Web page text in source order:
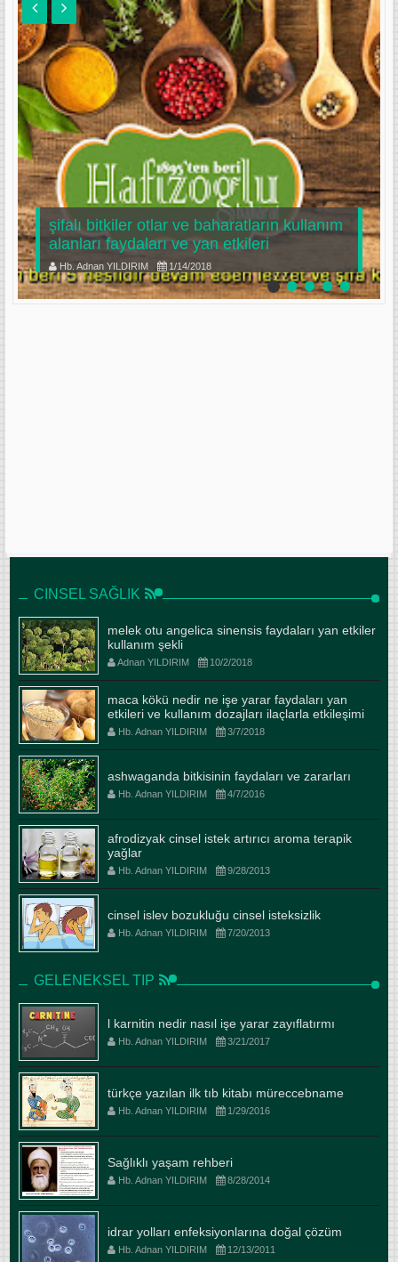
şifalı bitkiler otlar ve baharatların kullanım
alanları faydaları ve yan etkileri
Hb. Adnan YILDIRIM 1/14/2018
CINSEL SAĞLIK
melek otu angelica sinensis faydaları yan etkiler
kullanım şekli
Adnan YILDIRIM 10/2/2018
maca kökü nedir ne işe yarar faydaları yan
etkileri ve kullanım dozajları ilaçlarla etkileşimi
Hb. Adnan YILDIRIM 3/7/2018
ashwaganda bitkisinin faydaları ve zararları
Hb. Adnan YILDIRIM 4/7/2016
afrodizyak cinsel istek artırıcı aroma terapik
yağlar
Hb. Adnan YILDIRIM 9/28/2013
cinsel islev bozukluğu cinsel isteksizlik
Hb. Adnan YILDIRIM 7/20/2013
GELENEKSEL TIP
l karnitin nedir nasıl işe yarar zayıflatırmı
Hb. Adnan YILDIRIM 3/21/2017
türkçe yazılan ilk tıb kitabı müreccebname
Hb. Adnan YILDIRIM 1/29/2016
Sağlıklı yaşam rehberi
Hb. Adnan YILDIRIM 8/28/2014
idrar yolları enfeksiyonlarına doğal çözüm
Hb. Adnan YILDIRIM 12/13/2011